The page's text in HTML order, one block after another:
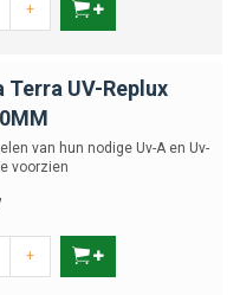
+
Terra UV-Replux
van hun nodige Uv-A en Uv-
voorzien
+